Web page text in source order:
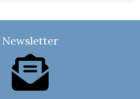
Newsletter